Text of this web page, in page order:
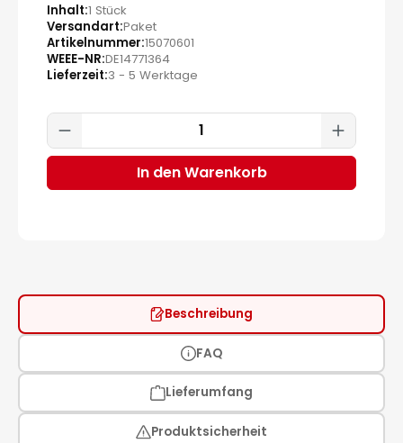
Inhalt 1 Stück
Versandart Paket
Artikelnummer 15070601
WEEE-NR DE14771364
Lieferzeit 3 - 5 Werktage
Produkt Anzahl: Gib den
In den Warenkorb
Beschreibung
FAQ
Lieferumfang
Produktsicherheit